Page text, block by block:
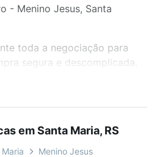
- Menino Jesus, Santa
toda a negociação para
segura e descomplicada.
você vai encontrar a
à venda em rua marechal
seu sonho. Agende uma
videochamada, é grátis, sem
em Santa Maria, RS
Menino Jesus